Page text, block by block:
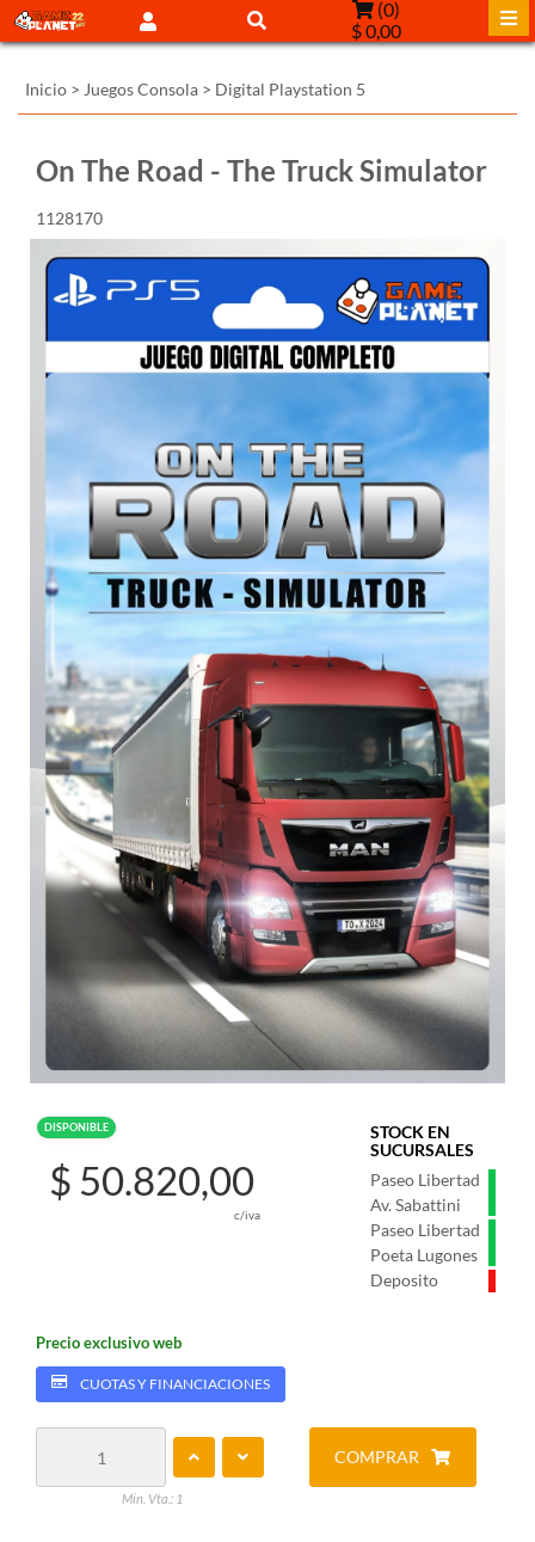
(0)
$ 0,00
Inicio > Juegos Consola > Digital Playstation 5
On The Road - The Truck Simulator
1128170
DISPONIBLE
STOCK EN
SUCURSALES
Paseo Libertad
Av. Sabattini
Paseo Libertad
Poeta Lugones
Deposito
$ 50.820,00
c/iva
Precio exclusivo web
CUOTAS Y FINANCIACIONES
Min. Vta.: 1
COMPRAR